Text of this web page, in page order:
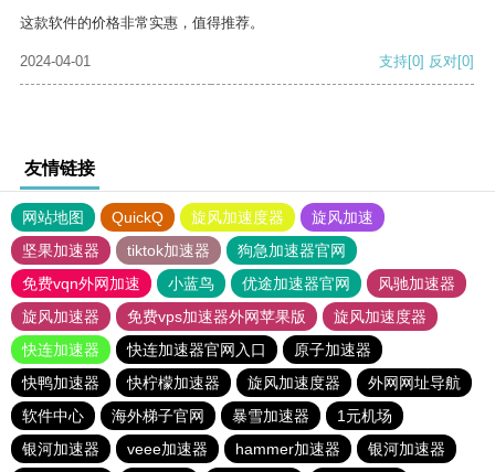
这款软件的价格非常实惠，值得推荐。
2024-04-01 支持[0] 反对[0]
友情链接
网站地图 QuickQ 旋风加速度器
旋风加速
坚果加速器
tiktok加速器
狗急加速器官网
免费vqn外网加速
小蓝鸟 优途加速器官网
风驰加速器
旋风加速器
免费vps加速器外网苹果版
旋风加速度器
快连加速器
快连加速器官网入口
原子加速器
快鸭加速器
快柠檬加速器 旋风加速度器
外网网址导航
软件中心
海外梯子官网 暴雪加速器
1元机场
银河加速器
veee加速器 hammer加速器
银河加速器